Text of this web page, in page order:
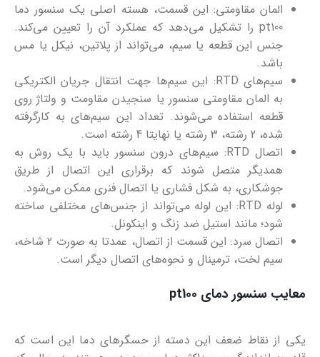
المان مقاومتی: این قسمت، هسته اصلی یک سنسور دما
pt100 را تشکیل می‌دهد که عملکرد آن را تعیین می‌کند.
جنس این قطعه یا سیم، می‌تواند از پلاتین، نیکل یا مس
باشد.
سیم‌های RTD: این سیم‌ها جهت انتقال جریان الکتریکی
به المان مقاومتی سنسور یا سنجیدن مقاومت و ولتاژ روی
قطعه استفاده می‌شوند. تعداد این سیم‌های به کارگرفته
شده، 2 رشته، 3 رشته یا نهایتا 4 رشته است.
اتصال RTD: سیم‌های درون سنسور باید با یک روش به
همدیگر متصل شوند که برقراری این اتصال از طریق
جوشکاری، به شکل فشاری یا اتصال فنری ممکن می‌شود.
لوله RTD: این لوله می‌تواند از جنس‌های مختلفی ساخته
شود؛ مانند استیل ضد زنگ و اینکونل.
اتصال سرد: این قسمت از اتصال، عمدتا به صورت 2 شاخه،
سیم لخت، ترمینال و نحوه‌های اتصال دیگر است.
معایب سنسور دمای pt100
یکی از نقاط ضعف این دسته از حسگرهای دما این است که